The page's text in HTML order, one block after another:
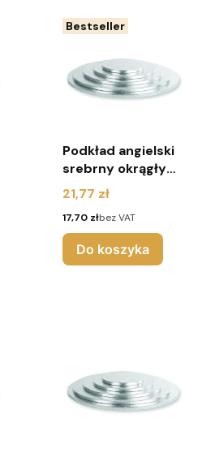
Bestseller
Podkład angielski
srebrny okrągły
r.38
Cena
21,77 zł
Cena
17,70 złbez VAT
Do koszyka